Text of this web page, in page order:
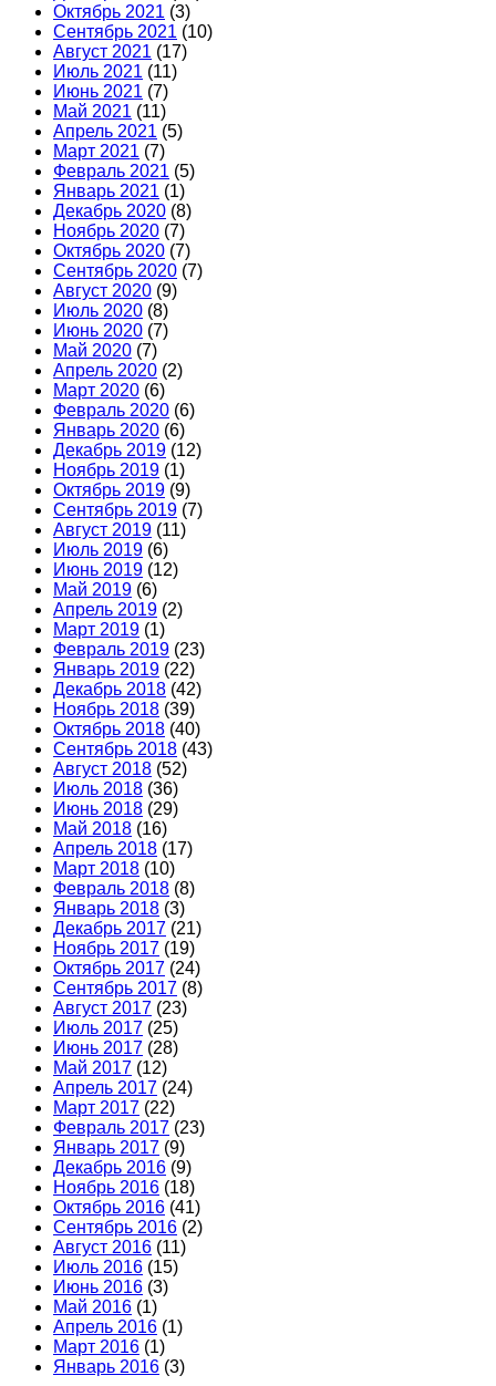
Октябрь 2021 (3)
Сентябрь 2021 (10)
Август 2021 (17)
Июль 2021 (11)
Июнь 2021 (7)
Май 2021 (11)
Апрель 2021 (5)
Март 2021 (7)
Февраль 2021 (5)
Январь 2021 (1)
Декабрь 2020 (8)
Ноябрь 2020 (7)
Октябрь 2020 (7)
Сентябрь 2020 (7)
Август 2020 (9)
Июль 2020 (8)
Июнь 2020 (7)
Май 2020 (7)
Апрель 2020 (2)
Март 2020 (6)
Февраль 2020 (6)
Январь 2020 (6)
Декабрь 2019 (12)
Ноябрь 2019 (1)
Октябрь 2019 (9)
Сентябрь 2019 (7)
Август 2019 (11)
Июль 2019 (6)
Июнь 2019 (12)
Май 2019 (6)
Апрель 2019 (2)
Март 2019 (1)
Февраль 2019 (23)
Январь 2019 (22)
Декабрь 2018 (42)
Ноябрь 2018 (39)
Октябрь 2018 (40)
Сентябрь 2018 (43)
Август 2018 (52)
Июль 2018 (36)
Июнь 2018 (29)
Май 2018 (16)
Апрель 2018 (17)
Март 2018 (10)
Февраль 2018 (8)
Январь 2018 (3)
Декабрь 2017 (21)
Ноябрь 2017 (19)
Октябрь 2017 (24)
Сентябрь 2017 (8)
Август 2017 (23)
Июль 2017 (25)
Июнь 2017 (28)
Май 2017 (12)
Апрель 2017 (24)
Март 2017 (22)
Февраль 2017 (23)
Январь 2017 (9)
Декабрь 2016 (9)
Ноябрь 2016 (18)
Октябрь 2016 (41)
Сентябрь 2016 (2)
Август 2016 (11)
Июль 2016 (15)
Июнь 2016 (3)
Май 2016 (1)
Апрель 2016 (1)
Март 2016 (1)
Январь 2016 (3)